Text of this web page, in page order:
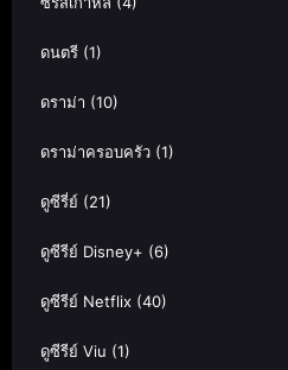
ดนตรี (1)
ดราม่า (10)
ดราม่าครอบครัว (1)
ดูซีรี่ย์ (21)
ดูซีรีย์ Disney+ (6)
ดูซีรีย์ Netflix (40)
ดูซีรีย์ Viu (1)